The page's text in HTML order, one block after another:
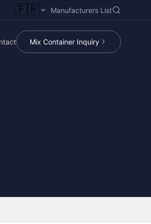
🇫🇷 Manufacturers List
Mix Container Inquiry